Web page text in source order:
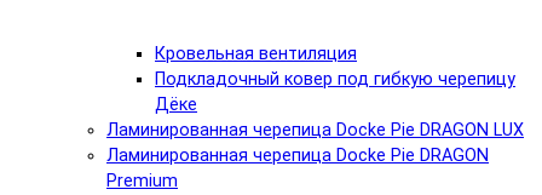
Кровельная вентиляция
Подкладочный ковер под гибкую черепицу
Дёке
Ламинированная черепица Docke Pie DRAGON LUX
Ламинированная черепица Docke Pie DRAGON
Premium